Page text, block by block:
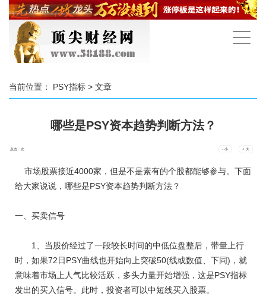
手
机
当前位置： PSY指标 > 文章
哪些是PSY资本趋势判断方法？
点击：次 - 小 + 大
市场股票接近4000家，但是不是素有的个股都能够参与。下面
给大家说说，哪些是PSY资本趋势判断方法？
一、买卖信号
1、当股价经过了一段较长时间的中低位盘整后，带量上行
时，如果72日PSY曲线也开始向上突破50(线或数值、下同)，就
意味着市场上人气比较活跃，多头力量开始增强，这是PSY指标
发出的买入信号。此时，投资者可以中短线买入股票。